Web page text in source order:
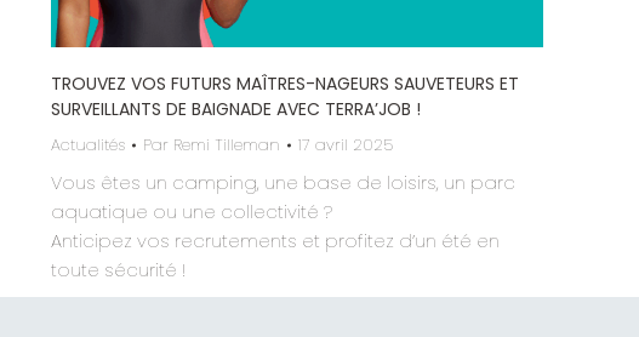
TROUVEZ VOS FUTURS MAÎTRES-NAGEURS SAUVETEURS ET
SURVEILLANTS DE BAIGNADE AVEC TERRA’JOB !
Actualités Par Remi Tilleman 17 avril 2025
Vous êtes un camping, une base de loisirs, un parc
aquatique ou une collectivité ?
Anticipez vos recrutements et profitez d’un été en
toute sécurité !